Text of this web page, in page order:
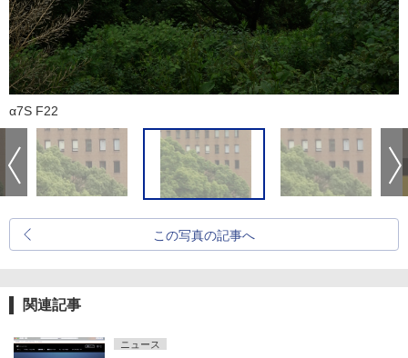
α7S F22
この写真の記事へ
関連記事
ニュース